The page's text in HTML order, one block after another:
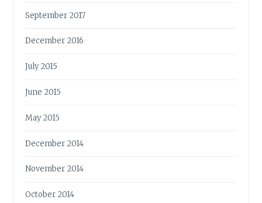
September 2017
December 2016
July 2015
June 2015
May 2015
December 2014
November 2014
October 2014